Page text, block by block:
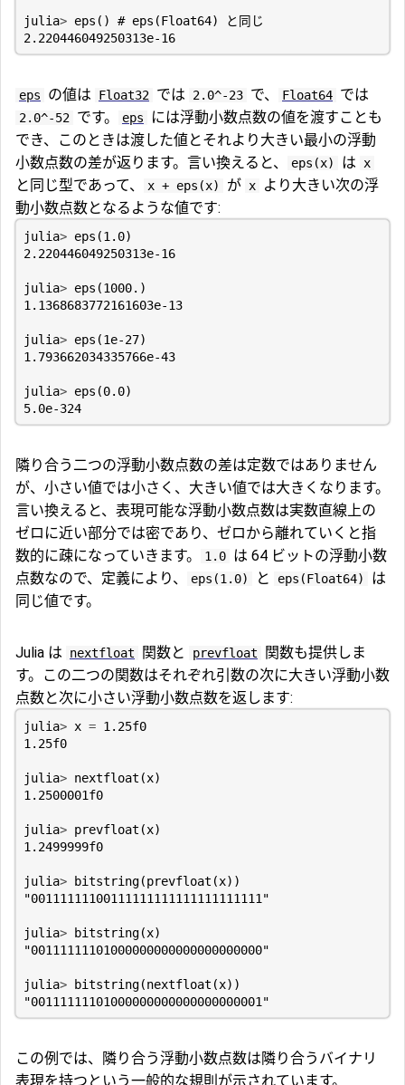
julia> eps ()
# eps(Float64) と同じ
2.220446049250313e-16
eps の値は Float32 では 2.0^-23 で、 Float64 では
2.0^-52 です。 eps
には浮動小数点数の値を渡すことも
でき、このときは渡した値とそれより大きい最小の浮動
小数点数の差が返ります。言い換えると、
eps(x) は x
と同じ型であって、 x + eps(x) が x
より大きい次の浮
動小数点数となるような値です:
julia> eps (1.0)
2.220446049250313e-16
julia> eps (1000. )
1.1368683772161603e-13
julia> eps (1e-27)
1.793662034335766e-43
julia> eps (0.0)
5.0e-324
隣り合う二つの浮動小数点数の差は定数ではありません
が、小さい値では小さく、大きい値では大きくなります。
言い換えると、表現可能な浮動小数点数は実数直線上の
ゼロに近い部分では密であり、ゼロから離れていくと指
数的に疎になっていきます。
1.0 は 64 ビットの浮動小数
点数なので、定義により、
eps(1.0) と eps(Float64)
は
同じ値です。
Julia は nextfloat 関数と prevfloat
関数も提供しま
す。この二つの関数はそれぞれ引数の次に大きい浮動小数
点数と次に小さい浮動小数点数を返します:
julia> x = 1.25f0
1.25f0
julia> nextfloat (x)
1.2500001f0
julia> prevfloat (x)
1.2499999f0
julia> bitstring(prevfloat (x))
"00111111100111111111111111111111"
julia> bitstring(x)
"00111111101000000000000000000000"
julia> bitstring(nextfloat (x))
"00111111101000000000000000000001"
この例では、隣り合う浮動小数点数は隣り合うバイナリ
表現を持つという一般的な規則が示されています。